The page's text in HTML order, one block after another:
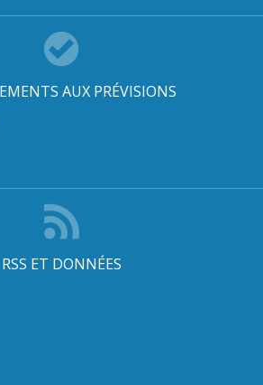
AUX PRÉVISIONS
RSS ET DONNÉES